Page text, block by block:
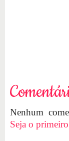
Nenhum
Seja o